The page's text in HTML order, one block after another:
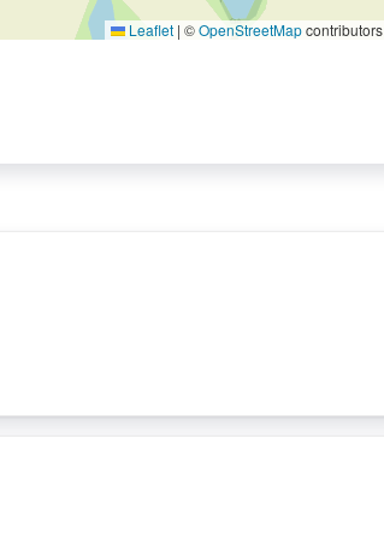
Leaflet | ©OpenStreetMapcontributors